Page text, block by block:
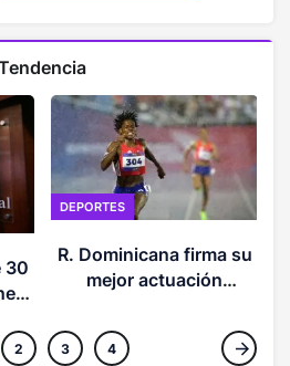
30
DEPORTES
R. Dominicana firma su
mejor actuación
2 3 4